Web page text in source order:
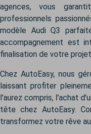
agences, vous
professionnels
modèle Audi Q3
accompagnement est
finalisation de votre
Chez AutoEasy, nous
laissant profiter
l'aurez compris, l'achat
tête chez AutoEasy.
transformez votre rêve